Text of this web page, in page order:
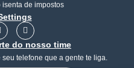
isenta de impostos
Y
o
u
t
do nosso time
seu telefone que a gente te liga.